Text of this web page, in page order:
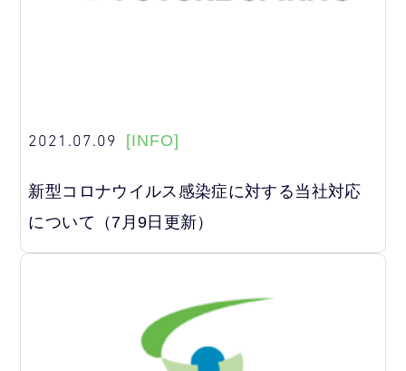
2021.07.09 [INFO]
新型コロナウイルス感染症に対する当社対応
について（7月9日更新）